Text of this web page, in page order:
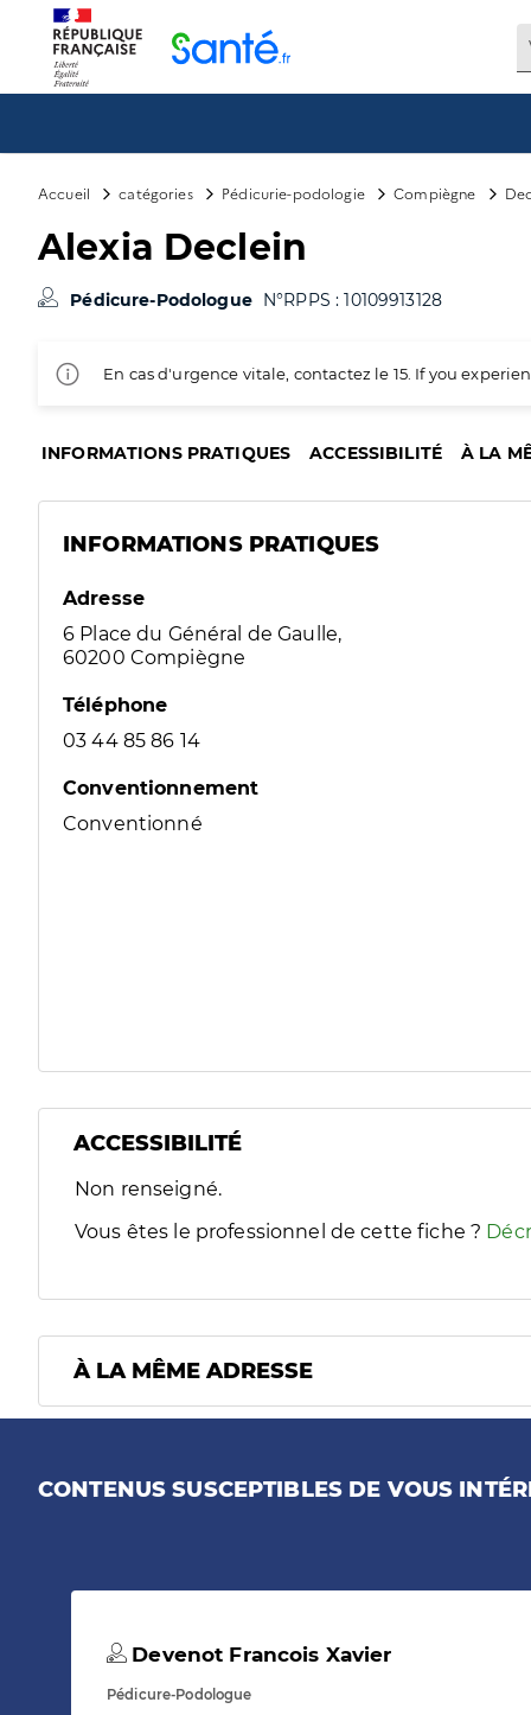
Accueil catégories Pédicurie-podologie Compiègne
Alexia Declein
Pédicure-Podologue N°RPPS : 10109913128
En cas d'urgence vitale, contactez le 15. If you
INFORMATIONS PRATIQUES ACCESSIBILITÉ À LA
INFORMATIONS PRATIQUES
Adresse
6 Place du Général de Gaulle,
60200 Compiègne
Téléphone
03 44 85 86 14
Conventionnement
Conventionné
ACCESSIBILITÉ
Filtres
Sélectionnez un ou plusieurs handicaps/besoins
Non renseigné.
Vous êtes le professionnel de cette fiche ?
À LA MÊME ADRESSE
CONTENUS SUSCEPTIBLES DE VOUS
Devenot Francois Xavier
Pédicure-Podologue
Panneau de gestion des cookies